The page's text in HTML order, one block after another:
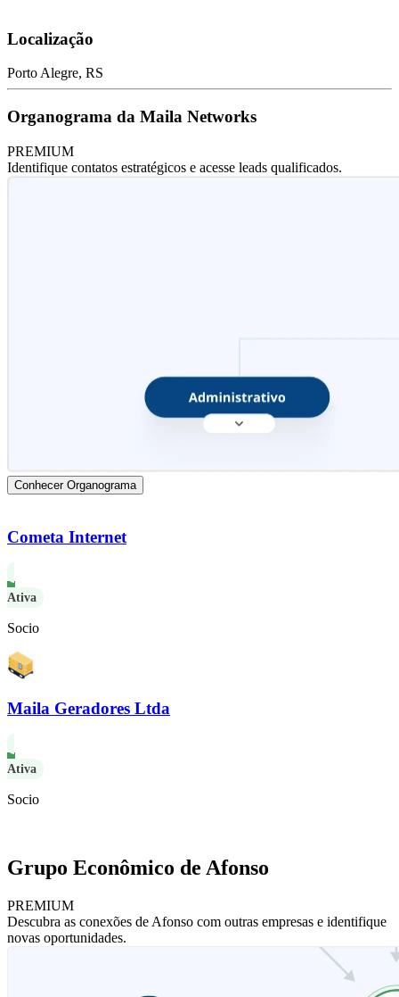
Localização
Porto Alegre, RS
Organograma da Maila Networks
PREMIUM
Identifique contatos estratégicos e acesse leads qualificados.
Conhecer Organograma
Cometa Internet
Ativa
Socio
Maila Geradores Ltda
Ativa
Socio
Grupo Econômico de Afonso
PREMIUM
Descubra as conexões de Afonso com outras empresas e identifique
novas oportunidades.